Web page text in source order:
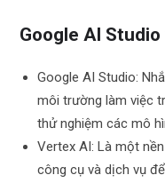
Google AI
Google AI Studio:
môi trường làm việc
thử nghiệm các mô
Vertex AI: Là một
công cụ và dịch vụ